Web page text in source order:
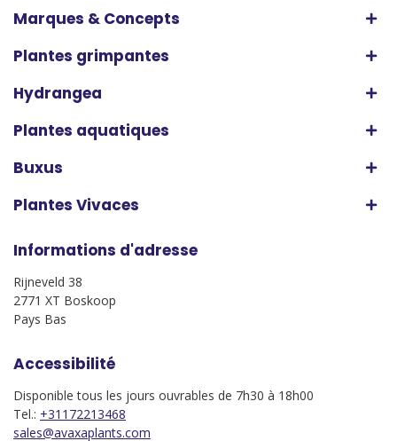
Marques & Concepts
Plantes grimpantes
Hydrangea
Plantes aquatiques
Buxus
Plantes Vivaces
Informations d'adresse
Rijneveld 38
2771 XT Boskoop
Pays Bas
Accessibilité
Disponible tous les jours ouvrables de 7h30 à 18h00
Tel.: +31172213468
sales@avaxaplants.com